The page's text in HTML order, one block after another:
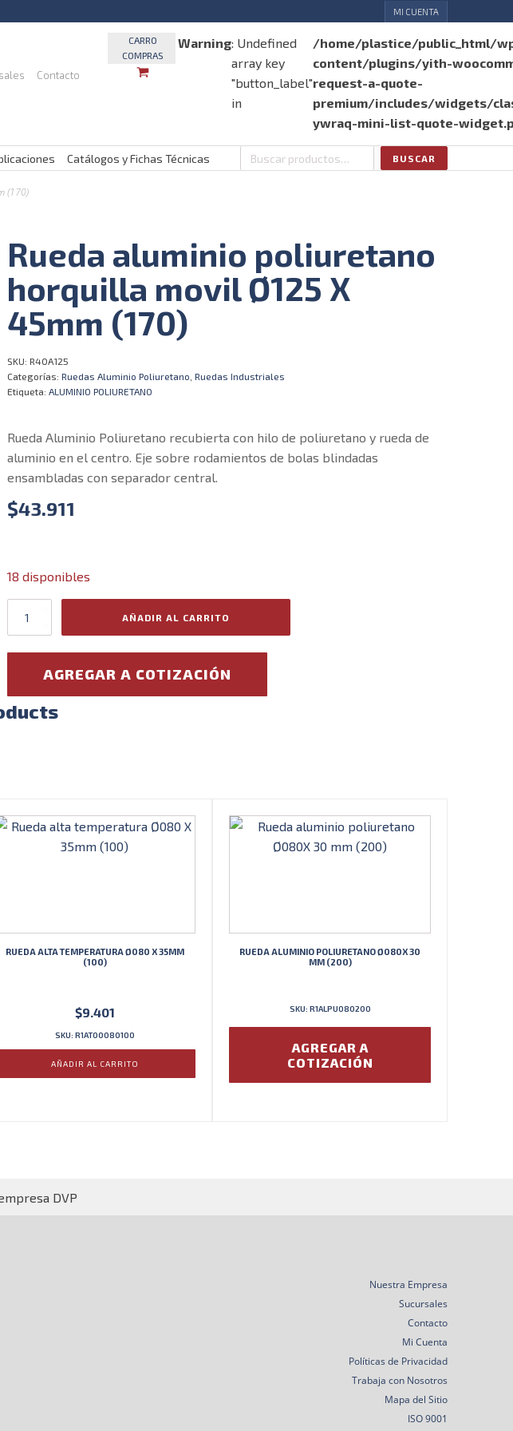
MI CUENTA
Contacto
CARRO
COMPRAS
Warning: Undefined
array key
"button_label"
in
/home/plastice/public_html/
content/plugins/yith-
request-a-quote-
premium/includes/widgets/
ywraq-mini-list-quote-
Catálogos y Fichas Técnicas
Buscar
BUSCAR
(170)
Rueda aluminio poliuretano
horquilla movil Ø125 X
45mm (170)
SKU: R40A125
Categorías: Ruedas Aluminio Poliuretano Ruedas Industriales
Etiqueta: ALUMINIO POLIURETANO
Rueda Aluminio Poliuretano recubierta con hilo de poliuretano y rueda de
aluminio en el centro. Eje sobre rodamientos de bolas blindadas
ensambladas con separador central.
$43.911
18 disponibles
Rueda
45mm
AÑADIR AL CARRITO
AGREGAR A COTIZACIÓN
RUEDA ALTA TEMPERATURA Ø080 X 35MM
(100)
$9.401
SKU: R1AT00080100
AÑADIR AL CARRITO
RUEDA ALUMINIO POLIURETANO Ø080X 30
MM (200)
SKU: R1ALPU080200
AGREGAR A
COTIZACIÓN
Nuestra Empresa
Sucursales
Contacto
Mi Cuenta
Políticas de Privacidad
Trabaja con Nosotros
Mapa del Sitio
ISO 9001